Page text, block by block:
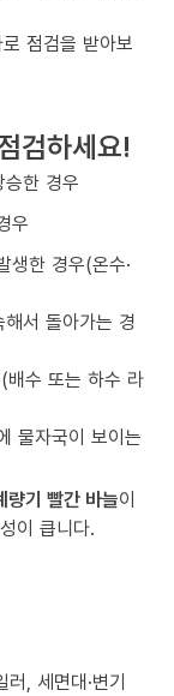
점검을 받아보
검하세요!
한 경우
우
생한 경우(온수·
서 돌아가는 경
배수 또는 하수 라
물자국이 보이는
량기 빨간 바늘이
이 큽니다.
, 세면대·변기